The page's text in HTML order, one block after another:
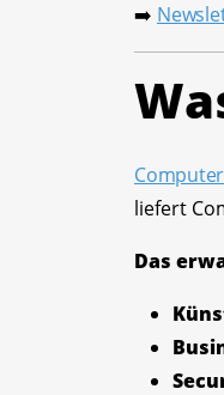
➡️
liefert
Das